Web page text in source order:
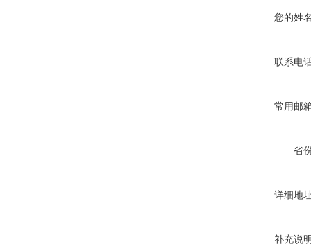
您的姓
联系电
常用邮
省
详细地
补充说